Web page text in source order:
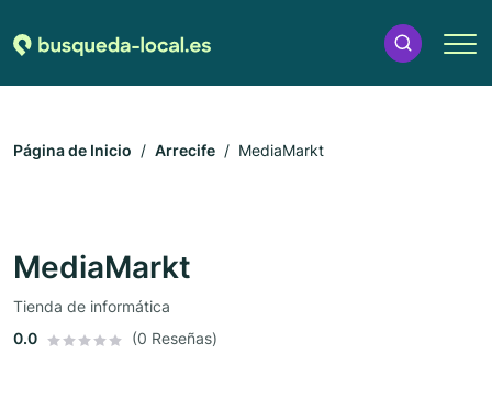
Página de Inicio Arrecife MediaMarkt
MediaMarkt
Tienda de informática
0.0
(0 Reseñas)